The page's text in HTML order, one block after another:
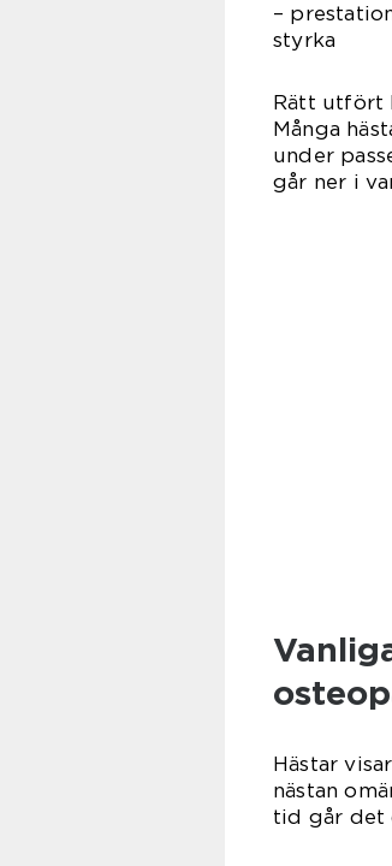
–
styrka
Rätt utfört
Många
under
går ner i
Hästar
nästan
tid går det